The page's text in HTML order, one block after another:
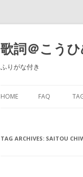
歌詞＠こう
ふりがな付き
HOME FAQ
TAG ARCHIVES: SAITOU